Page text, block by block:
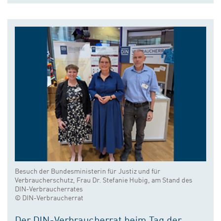
Besuch der Bundesministerin für Justiz und für
Verbraucherschutz, Frau Dr. Stefanie Hubig, am Stand des
DIN-Verbraucherrates
© DIN-Verbraucherrat